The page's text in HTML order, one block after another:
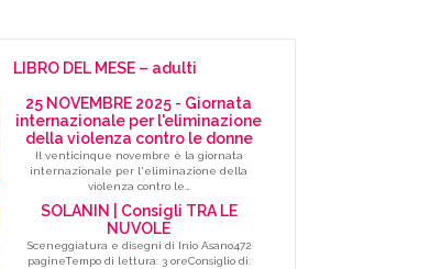
LIBRO DEL MESE – adulti
25 NOVEMBRE 2025 - Giornata
internazionale per l'eliminazione
della violenza contro le donne
Il venticinque novembre è la giornata
internazionale per l'eliminazione della
violenza contro le…
SOLANIN | Consigli TRA LE
NUVOLE
Sceneggiatura e disegni di Inio Asano472
pagineTempo di lettura: 3 oreConsiglio di: